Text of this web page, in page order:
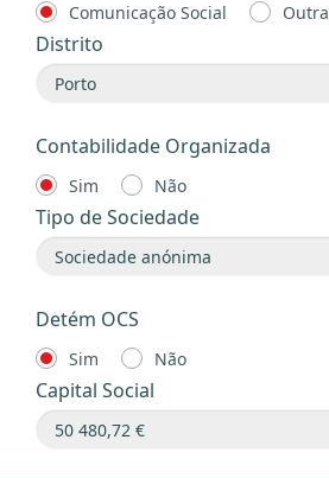
Comunicação Social Outra
Distrito
Contabilidade Organizada
Sim Não
Tipo de Sociedade
Detém OCS
Sim Não
Capital Social